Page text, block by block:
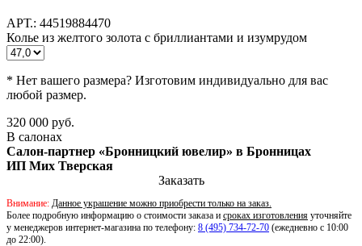
АРТ.: 44519884470
Колье из желтого золота с бриллиантами и изумрудом
* Нет вашего размера? Изготовим индивидуально для вас
любой размер.
320 000 руб.
В салонах
Салон-партнер «Бронницкий ювелир» в Бронницах
ИП Мих Тверская
Заказать
Внимание: Данное украшение можно приобрести только на заказ.
Более подробную информацию о стоимости заказа и сроках изготовления уточняйте
у менеджеров интернет-магазина по телефону: 8 (495) 734-72-70 (ежедневно с 10:00
до 22:00).